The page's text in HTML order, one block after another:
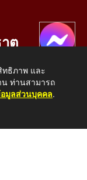
ตุ
414759
ทธิภาพ และ
ท่านสามารถ
มูลส่วนบุคคล.